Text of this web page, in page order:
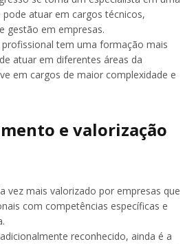
pode atuar em cargos técnicos,
gestão em empresas.
profissional tem uma formação mais
atuar em diferentes áreas da
em cargos de maior complexidade e
e valorização
vez mais valorizado por empresas que
com competências específicas e
reconhecido, ainda é a